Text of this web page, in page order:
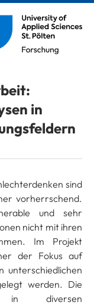
in
sind
vorherrschend.
und sehr
nicht mit ihren
Im Projekt
der Fokus auf
unterschiedlichen
werden. Die
in diversen